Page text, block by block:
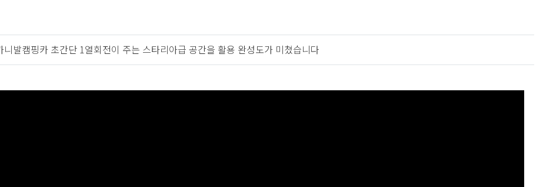
발캠핑카 초간단 1열회전이 주는 스타리아급 공간을 활용 완성도가 미쳤습니다